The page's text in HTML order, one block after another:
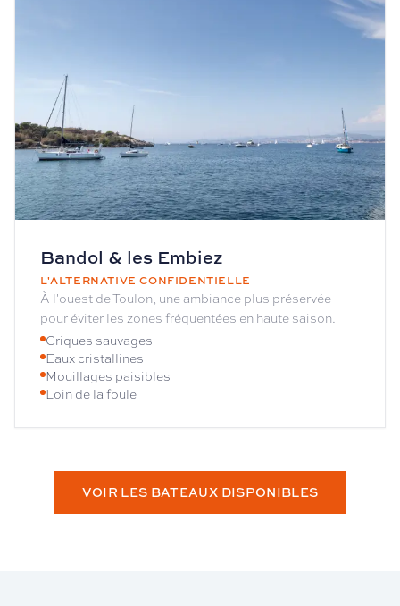
Bandol & les Embiez
L'ALTERNATIVE CONFIDENTIELLE
À l'ouest de Toulon, une ambiance plus préservée
pour éviter les zones fréquentées en haute saison.
Criques sauvages
Eaux cristallines
Mouillages paisibles
Loin de la foule
VOIR LES BATEAUX DISPONIBLES